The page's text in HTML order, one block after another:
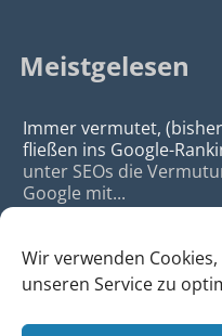
Wir verwenden
unseren Service zu
Meistgelesen
Immer vermutet,
fließen ins Google-
unter SEOs die
Google mit...